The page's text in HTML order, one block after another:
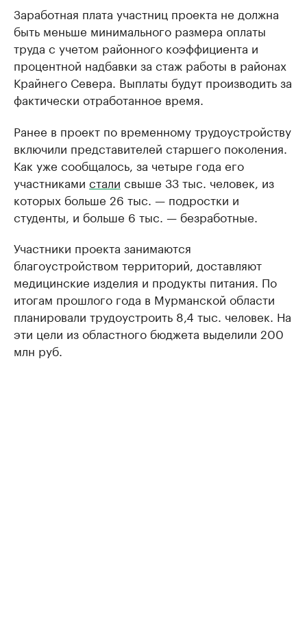
Заработная плата участниц проекта не должна
быть меньше минимального размера оплаты
труда с учетом районного коэффициента и
процентной надбавки за стаж работы в районах
Крайнего Севера. Выплаты будут производить за
фактически отработанное время.
Ранее в проект по временному трудоустройству
включили представителей старшего поколения.
Как уже сообщалось, за четыре года его
участниками стали свыше 33 тыс. человек, из
которых больше 26 тыс. — подростки и
студенты, и больше 6 тыс. — безработные.
Участники проекта занимаются
благоустройством территорий, доставляют
медицинские изделия и продукты питания. По
итогам прошлого года в Мурманской области
планировали трудоустроить 8,4 тыс. человек. На
эти цели из областного бюджета выделили 200
млн руб.